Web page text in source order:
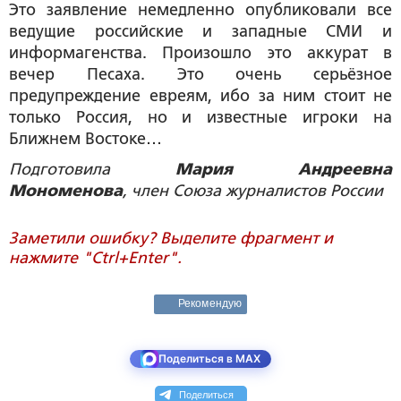
Это заявление немедленно опубликовали все
ведущие российские и западные СМИ и
информагенства. Произошло это аккурат в
вечер Песаха. Это очень серьёзное
предупреждение евреям, ибо за ним стоит не
только Россия, но и известные игроки на
Ближнем Востоке…
Подготовила Мария Андреевна
Мономенова, член Союза журналистов России
Заметили ошибку? Выделите фрагмент и
нажмите "Ctrl+Enter".
Рекомендую
Поделиться в MAX
Поделиться